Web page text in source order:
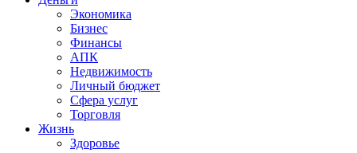
Экономика
Бизнес
Финансы
АПК
Недвижимость
Личный бюджет
Сфера услуг
Торговля
Жизнь
Здоровье